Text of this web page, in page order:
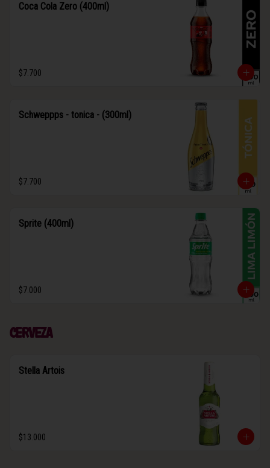
Coca Cola Zero (400ml)
$7.700
Schweppps - tonica - (300ml)
$7.700
Sprite (400ml)
$7.000
Cerveza
Stella Artois
$13.000